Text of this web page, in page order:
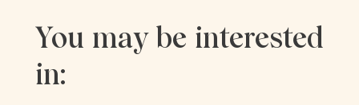
You may be interested
in: